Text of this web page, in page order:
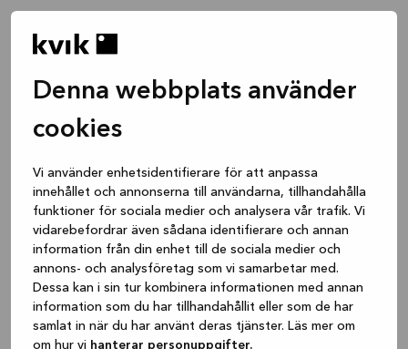
Denna webbplats använder
cookies
Vi använder enhetsidentifierare för att anpassa
innehållet och annonserna till användarna, tillhandahålla
funktioner för sociala medier och analysera vår trafik. Vi
vidarebefordrar även sådana identifierare och annan
information från din enhet till de sociala medier och
annons- och analysföretag som vi samarbetar med.
Dessa kan i sin tur kombinera informationen med annan
information som du har tillhandahållit eller som de har
samlat in när du har använt deras tjänster. Läs mer om
om hur vi hanterar personuppgifter.